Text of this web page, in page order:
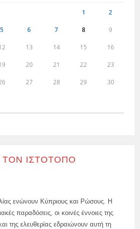
1 2
5 6 7 8 9
13 14 15 16
20 21 22 23
27 28 29 30
ΤΟΝ ΙΣΤΌΤΟΠΟ
ενώνουν Κύπριους και Ρώσους. Η
παραδόσεις, οι κοινές έννοιες της
της ελευθερίας εδραιώνουν αυτή τη